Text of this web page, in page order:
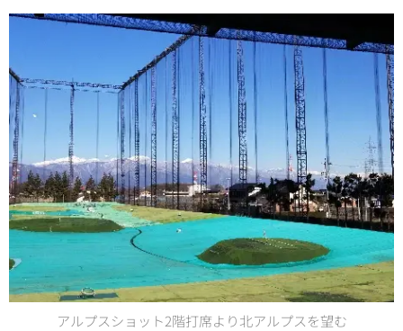
アルプスショット2階打席より北アルプスを望む